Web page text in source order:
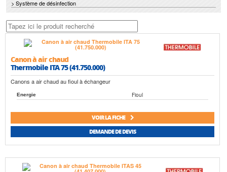
> Système de désinfection
Canon à air chaud
Thermobile ITA 75 (41.750.000)
Canons a air chaud au fioul à échangeur
Energie Fioul
VOIR LA FICHE
DEMANDE DE DEVIS